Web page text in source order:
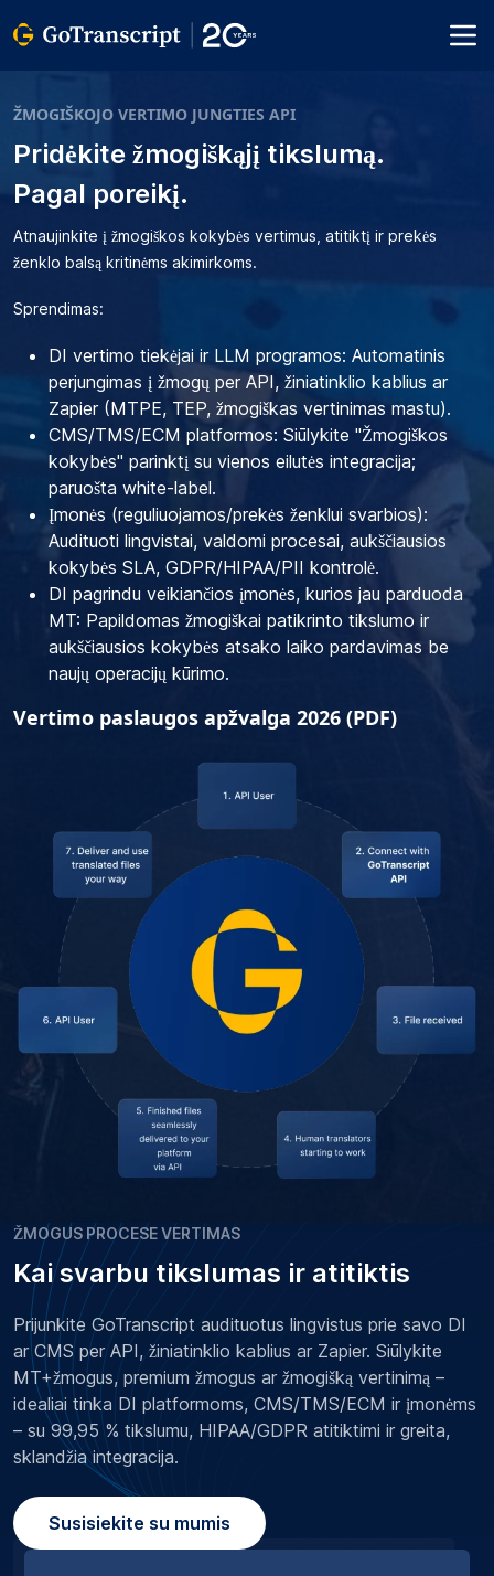
ŽMOGIŠKOJO VERTIMO JUNGTIES API
Pridėkite žmogiškąjį tikslumą.
Pagal poreikį.
Atnaujinkite į žmogiškos kokybės vertimus, atitiktį ir prekės
ženklo balsą kritinėms akimirkoms.
Sprendimas:
DI vertimo tiekėjai ir LLM programos: Automatinis
perjungimas į žmogų per API, žiniatinklio kablius ar
Zapier (MTPE, TEP, žmogiškas vertinimas mastu).
CMS/TMS/ECM platformos: Siūlykite "Žmogiškos
kokybės" parinktį su vienos eilutės integracija;
paruošta white-label.
Įmonės (reguliuojamos/prekės ženklui svarbios):
Audituoti lingvistai, valdomi procesai, aukščiausios
kokybės SLA, GDPR/HIPAA/PII kontrolė.
DI pagrindu veikiančios įmonės, kurios jau parduoda
MT: Papildomas žmogiškai patikrinto tikslumo ir
aukščiausios kokybės atsako laiko pardavimas be
naujų operacijų kūrimo.
Vertimo paslaugos apžvalga 2026 (PDF)
ŽMOGUS PROCESE VERTIMAS
Kai svarbu tikslumas ir atitiktis
Prijunkite GoTranscript audituotus lingvistus prie savo DI
ar CMS per API, žiniatinklio kablius ar Zapier. Siūlykite
MT+žmogus, premium žmogus ar žmogišką vertinimą –
idealiai tinka DI platformoms, CMS/TMS/ECM ir įmonėms
– su 99,95 % tikslumu, HIPAA/GDPR atitiktimi ir greita,
sklandžia integracija.
Susisiekite su mumis